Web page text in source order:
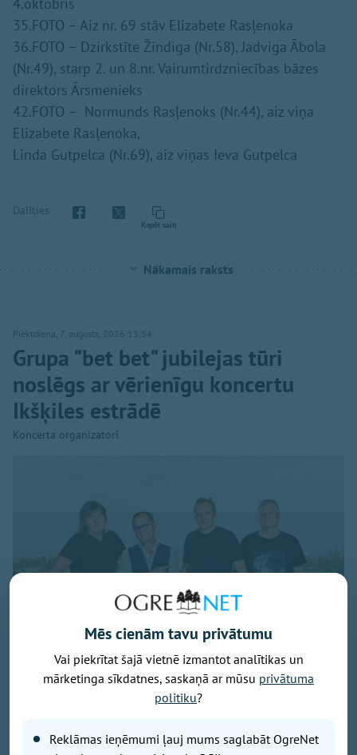
35.FOTO – Aiz nr. 69 stāv Elizabete Rasļenoka
36.FOTO – Dzirkstīte Žindiga (Nr.58), Jadviga Ābola
(Nr.49), starp 2. un 8.nr. Vairumtirdzniecības bāzes
direktors Ārsmenieks
42.FOTO – Normunds Rasļenoks (Nr.44), aiz viņa
Elizabete Rasļenoka,
Linda Gutpelca (Nr.69), aiz viņas Ieva Gutpelca
Dalīties
Kopēt saiti
Nākamais raksts
Piektdiena, 7. augusts, 2026 13:54
Grupa "bet bet" jubilejas tūri
noslēgs ar vērienīgu koncertu
Ikšķiles estrādē
Koncerta organizatori
Savu 35 gadu jubilejai veltīto koncerttūri, kuras
Mēs cienām tavu privātumu
Vai piekrītat šajā vietnē izmantot analītikas un
mārketinga sīkdatnes, saskaņā ar mūsu privātuma
politiku?
Reklāmas ieņēmumi ļauj mums saglabāt OgreNet